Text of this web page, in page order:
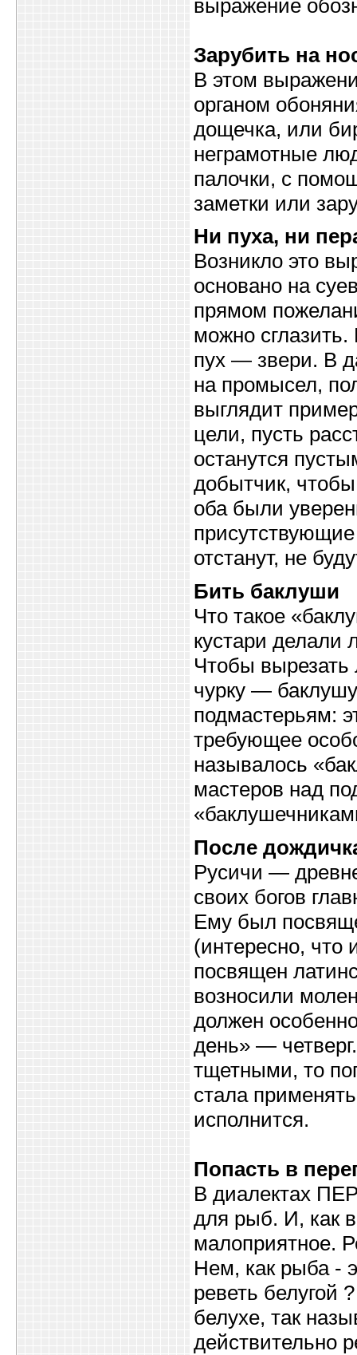
выражение
Зарубить на
В этом
органом
дощечка, или
неграмотные
палочки, с
заметки или
Ни пуха, ни
Возникло это
основано на
прямом
можно сглазить.
пух — звери. В
на промысел,
выглядит
цели, пусть
останутся
добытчик,
оба были
отстанут, не
Бить баклуши
Что такое
кустари делали
Чтобы вырезать
чурку —
подмастерьям:
требующее
называлось
мастеров над
После
Русичи —
своих богов
Ему был
(интересно, что
посвящен
возносили
должен
день» —
тщетными, то
стала
исполнится.
Попасть в
В диалектах
для рыб. И, как
малоприятное.
Нем, как рыба -
реветь белугой
белухе, так
действительно